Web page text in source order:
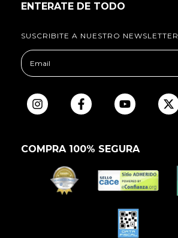
ENTERATE DE TODO
SUSCRIBITE A NUESTRO NEWSLETTER
COMPRA 100% SEGURA